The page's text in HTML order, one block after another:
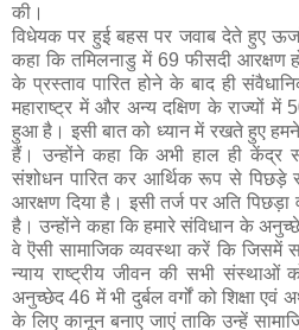
की।
विधेयक पर हुई बहस पर जवाब देते हुए
कहा कि तमिलनाडु में 69 फीसदी आरक्षण
के प्रस्ताव पारित होने के बाद ही
महाराष्ट्र में और अन्य दक्षिण के राज्यों में
हुआ है। इसी बात को ध्यान में रखते हुए
हैं। उन्होंने कहा कि अभी हाल ही केंद्र
संशोधन पारित कर आर्थिक रूप से पिछड़े
आरक्षण दिया है। इसी तर्ज पर अति पिछड़ा
है। उन्होंने कहा कि हमारे संविधान के
वे ऎसी सामाजिक व्यवस्था करें कि जिसमें
न्याय राष्ट्रीय जीवन की सभी संस्थाओं
अनुच्छेद 46 में भी दुर्बल वर्गों को शिक्षा
के लिए कानून बनाए जाएं ताकि उन्हें